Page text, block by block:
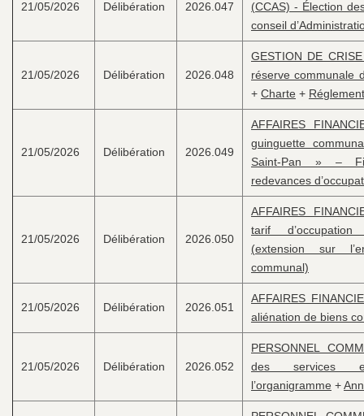
21/05/2026 Délibération 2026.047
(CCAS) - Élection
conseil
21/05/2026 Délibération 2026.048
GESTION DE
réserve communale
+ Charte + Réglement
21/05/2026 Délibération 2026.049
AFFAIRES
guinguette
Saint-Pan » –
redevances
21/05/2026 Délibération 2026.050
AFFAIRES
tarif
(extension sur
communal)
21/05/2026 Délibération 2026.051
AFFAIRES
aliénation de biens
21/05/2026 Délibération 2026.052
PERSONNEL
des services
l’organigramme +